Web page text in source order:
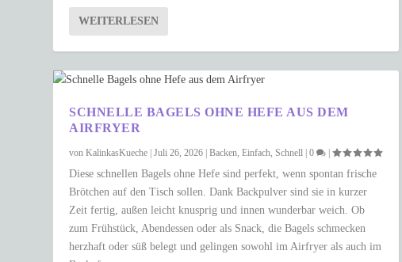
WEITERLESEN
SCHNELLE BAGELS OHNE HEFE AUS DEM
AIRFRYER
vonKalinkasKueche |Juli 26, 2026 |Backen ,Einfach ,Schnell |0 |
Diese schnellen Bagels ohne Hefe sind perfekt, wenn spontan frische
Brötchen auf den Tisch sollen. Dank Backpulver sind sie in kurzer
Zeit fertig, außen leicht knusprig und innen wunderbar weich. Ob
zum Frühstück, Abendessen oder als Snack, die Bagels schmecken
herzhaft oder süß belegt und gelingen sowohl im Airfryer als auch im